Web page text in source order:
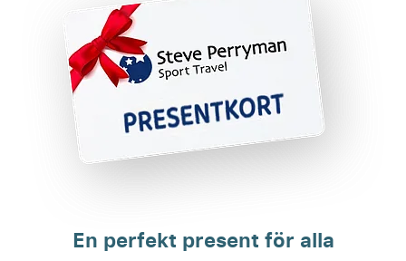
En perfekt present för alla